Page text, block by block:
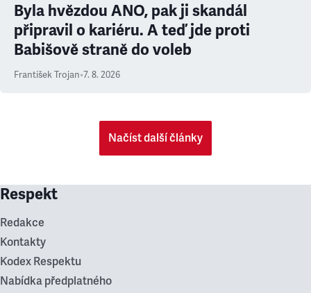
Byla hvězdou ANO, pak ji skandál
připravil o kariéru. A teď jde proti
Babišově straně do voleb
František Trojan•7. 8. 2026
Načíst další články
Respekt
Redakce
Kontakty
Kodex Respektu
Nabídka předplatného